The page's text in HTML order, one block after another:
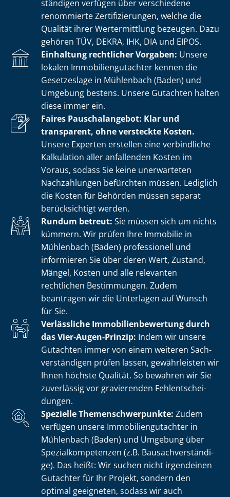
stän­di­gen verfügen über verschiedene
renommierte Zer­ti­fi­zie­run­gen, welche die
Qualität ihrer Wertermittlung bezeugen. Dazu
gehören TÜV, DEKRA, IHK, DIA und EIPOS.
Einhaltung rechtlicher Vorgaben: Unsere
lokalen Im­mo­bi­li­en­gut­ach­ter kennen die
Gesetzeslage in Mühlenbach (Baden) und
Umgebung bestens. Unsere Gutachten halten
diese immer ein.
Faires Pauschalangebot: Klar und
transparent, ohne versteckte Kosten.
Unsere Experten erstellen eine verbindliche
Kalkulation aller anfallenden Kosten im
Voraus, sodass Sie keine unerwarteten
Nachzahlungen befürchten müssen. Lediglich
die Kosten für Behörden müssen separat
berücksichtigt werden.
Rundum betreut: Sie müssen sich um nichts
kümmern. Wir prüfen Ihre Immobilie in
Mühlenbach (Baden) professionell und
informieren Sie über deren Wert, Zustand,
Mängel, Kosten und alle relevanten
rechtlichen Bestimmungen. Zudem
beantragen wir die Unterlagen auf Wunsch
für Sie.
Verlässliche Im­mo­bi­li­en­be­wer­tung durch
das Vier-Augen-Prinzip: Indem wir unsere
Gutachten immer von einem weiteren Sach­
ver­stän­di­gen prüfen lassen, gewährleisten wir
Ihnen höchste Qualität. So bewahren wir Sie
zuverlässig vor gravierenden Fehl­ent­schei­
dun­gen.
Spezielle The­men­schwer­punk­te: Zudem
verfügen unsere Im­mo­bi­li­en­gut­ach­ter in
Mühlenbach (Baden) und Umgebung über
Spe­zi­al­kom­pe­ten­zen (z.B. Bau­sach­ver­stän­di­
ge). Das heißt: Wir suchen nicht irgendeinen
Gutachter für Ihr Projekt, sondern den
optimal geeigneten, sodass wir auch